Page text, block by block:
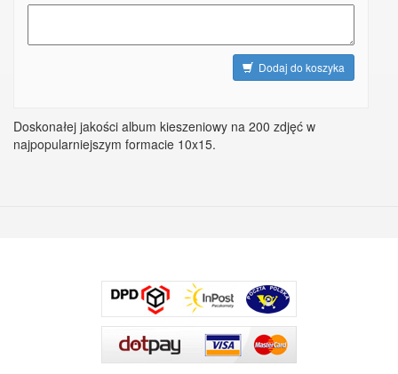
Dodaj do koszyka
Doskonałej jakości album kieszeniowy na 200 zdjęć w
najpopularniejszym formacie 10x15.